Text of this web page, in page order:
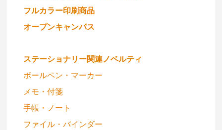
フルカラー印刷商品
オープンキャンパス
ステーショナリー関連ノベルティ
ボールペン・マーカー
メモ・付箋
手帳・ノート
ファイル・バインダー